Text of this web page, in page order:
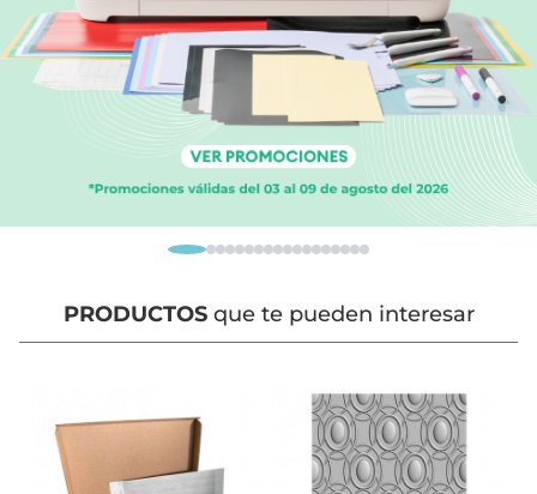
PRODUCTOSque te pueden interesar